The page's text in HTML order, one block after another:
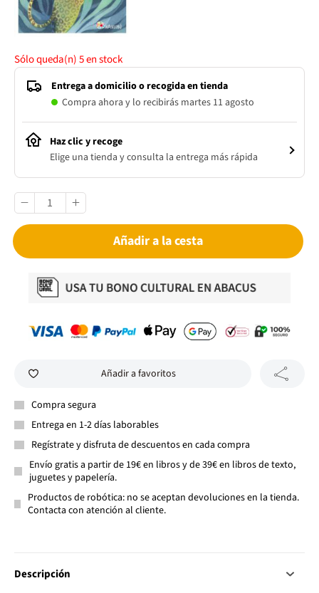
Sólo queda(n)5en stock
Entrega a domicilio o recogida en tienda
Compra ahora y lo recibirás martes 11 agosto
Haz clic y recoge
Elige una tienda y consulta la entrega más rápida
Añadir a la cesta
Añadir a favoritos
Compra segura
Entrega en 1-2 días laborables
Regístrate y disfruta de descuentos en cada compra
Envío gratis a partir de 19€ en libros y de 39€ en libros de texto,
juguetes y papelería.
Productos de robótica: no se aceptan devoluciones en la tienda.
Contacta con atención al cliente.
Descripción